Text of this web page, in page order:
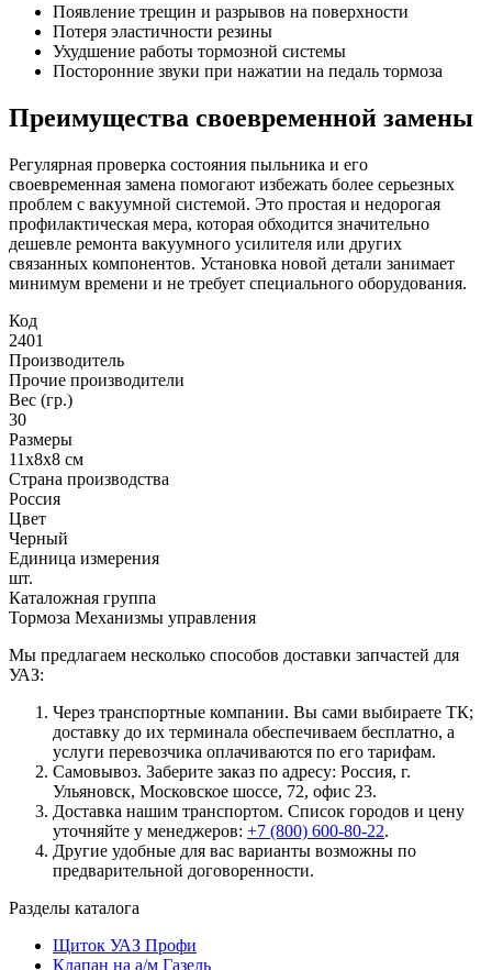
Появление трещин и разрывов на поверхности
Потеря эластичности резины
Ухудшение работы тормозной системы
Посторонние звуки при нажатии на педаль тормоза
Преимущества своевременной замены
Регулярная проверка состояния пыльника и его
своевременная замена помогают избежать более серьезных
проблем с вакуумной системой. Это простая и недорогая
профилактическая мера, которая обходится значительно
дешевле ремонта вакуумного усилителя или других
связанных компонентов. Установка новой детали занимает
минимум времени и не требует специального оборудования.
Код
2401
Производитель
Прочие производители
Вес (гр.)
30
Размеры
11х8х8 см
Страна производства
Россия
Цвет
Черный
Единица измерения
шт.
Каталожная группа
Тормоза Механизмы управления
Мы предлагаем несколько способов доставки запчастей для
УАЗ:
Через транспортные компании. Вы сами выбираете ТК;
доставку до их терминала обеспечиваем бесплатно, а
услуги перевозчика оплачиваются по его тарифам.
Самовывоз. Заберите заказ по адресу: Россия, г.
Ульяновск, Московское шоссе, 72, офис 23.
Доставка нашим транспортом. Список городов и цену
уточняйте у менеджеров: +7 (800) 600-80-22.
Другие удобные для вас варианты возможны по
предварительной договоренности.
Разделы каталога
Щиток УАЗ Профи
Клапан на а/м Газель